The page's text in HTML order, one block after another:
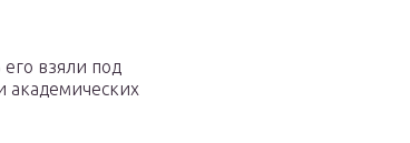
взяли под
академических